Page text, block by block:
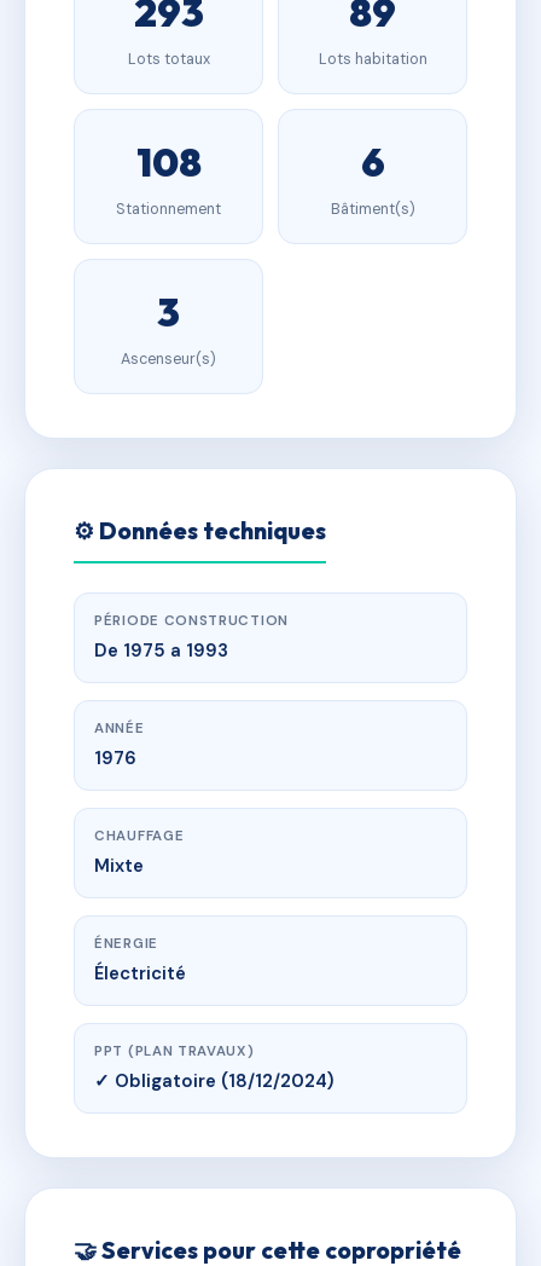
293
Lots totaux
89
Lots habitation
108
Stationnement
6
Bâtiment(s)
3
Ascenseur(s)
⚙️ Données techniques
PÉRIODE CONSTRUCTION
De 1975 a 1993
ANNÉE
1976
CHAUFFAGE
Mixte
ÉNERGIE
Électricité
PPT (PLAN TRAVAUX)
✓ Obligatoire (18/12/2024)
🤝 Services pour cette copropriété